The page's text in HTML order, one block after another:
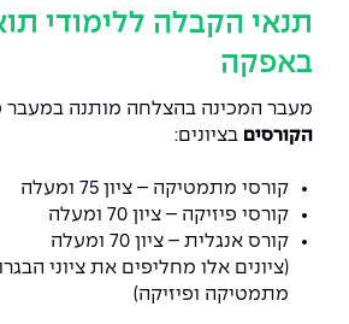
תנאי הקבלה ללימודי
באפקה
מעבר המכינה בהצלחה מותנה במעבר
הקורסים בציונים:
קורסי מתמטיקה – ציון 75 ומעלה
קורסי פיזיקה – ציון 70 ומעלה
קורס אנגלית – ציון 70 ומעלה
(ציונים אלו מחליפים את ציוני
מתמטיקה ופיזיקה)